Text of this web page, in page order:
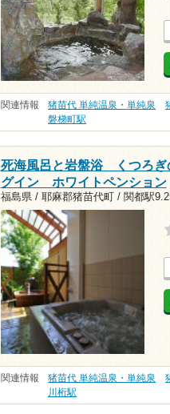
関連情報 猪苗代 単純温泉・単純泉
磐梯町駅
死海風呂と岩盤浴 くつろ
グイン ホワイトペンション
福島県 / 耶麻郡猪苗代町 / 関都駅
関連情報 猪苗代 単純温泉・単純泉
川桁駅